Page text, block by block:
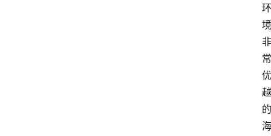
环
境
非
常
优
越
的
海